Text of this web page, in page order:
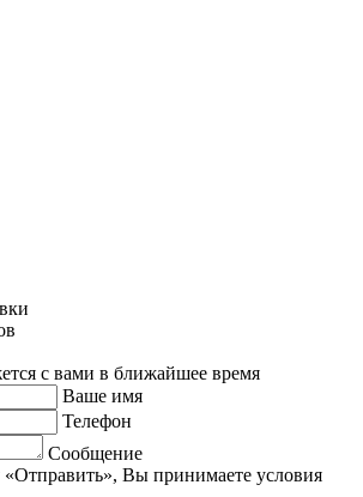
с вами в ближайшее время
Ваше имя
Телефон
Сообщение
Вы принимаете условия